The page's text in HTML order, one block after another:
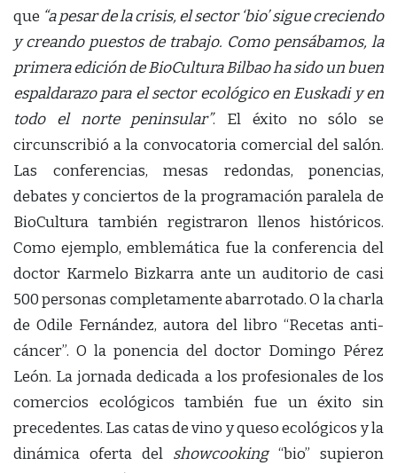
que “a pesar de la crisis, el sector ‘bio’ sigue creciendo
y creando puestos de trabajo. Como pensábamos, la
primera edición de BioCultura Bilbao ha sido un buen
espaldarazo para el sector ecológico en Euskadi y en
todo el norte peninsular”. El éxito no sólo se
circunscribió a la convocatoria comercial del salón.
Las conferencias, mesas redondas, ponencias,
debates y conciertos de la programación paralela de
BioCultura también registraron llenos históricos.
Como ejemplo, emblemática fue la conferencia del
doctor Karmelo Bizkarra ante un auditorio de casi
500 personas completamente abarrotado. O la charla
de Odile Fernández, autora del libro “Recetas anti-
cáncer”. O la ponencia del doctor Domingo Pérez
León. La jornada dedicada a los profesionales de los
comercios ecológicos también fue un éxito sin
precedentes. Las catas de vino y queso ecológicos y la
dinámica oferta del showcooking“bio” supieron